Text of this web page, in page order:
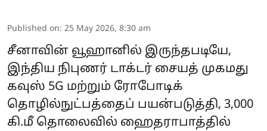
Published on: 25 May 2026, 8:30 am
சீனாவின் வூஹானில் இருந்தபடியே,
இந்திய நிபுணர் டாக்டர் சையத் முகமது
கவுஸ் 5G மற்றும் ரோபோடிக்
தொழில்நுட்பத்தைப் பயன்படுத்தி, 3,000
கி.மீ தொலைவில் ஹைதராபாத்தில்